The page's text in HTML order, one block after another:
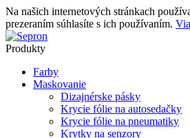
Na našich internetových stránkach
prezeraním súhlasíte s ich používaním.
Produkty
Farby
Maskovanie
Dizajnérske pásky
Krycie fólie na autosedačky
Krycie fólie na pneumatiky
Krytky na senzory